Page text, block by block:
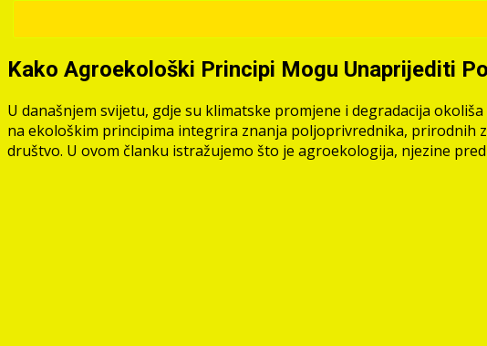
Kako Agroekološki Principi Mogu Unaprijediti
U današnjem svijetu, gdje su klimatske promjene i degradacija
na ekološkim principima integrira znanja poljoprivrednika, prirodnih
društvo. U ovom članku istražujemo što je agroekologija, njezine